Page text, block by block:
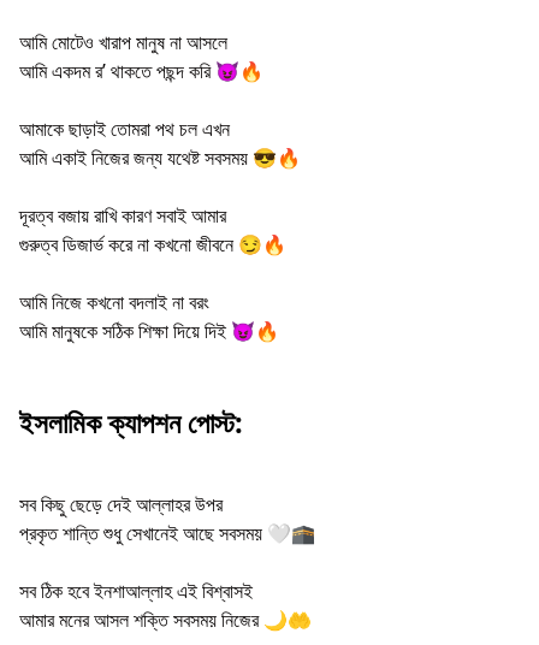
আমি মোটেও খারাপ মানুষ না আসলে
আমি একদম র’ থাকতে পছন্দ করি 😈🔥
আমাকে ছাড়াই তোমরা পথ চল এখন
আমি একাই নিজের জন্য যথেষ্ট সবসময় 😎🔥
দূরত্ব বজায় রাখি কারণ সবাই আমার
গুরুত্ব ডিজার্ভ করে না কখনো জীবনে 😏🔥
আমি নিজে কখনো বদলাই না বরং
আমি মানুষকে সঠিক শিক্ষা দিয়ে দিই 😈🔥
ইসলামিক ক্যাপশন পোস্ট:
সব কিছু ছেড়ে দেই আল্লাহর উপর
প্রকৃত শান্তি শুধু সেখানেই আছে সবসময় 🤍🕋
সব ঠিক হবে ইনশাআল্লাহ এই বিশ্বাসই
আমার মনের আসল শক্তি সবসময় নিজের 🌙🤲